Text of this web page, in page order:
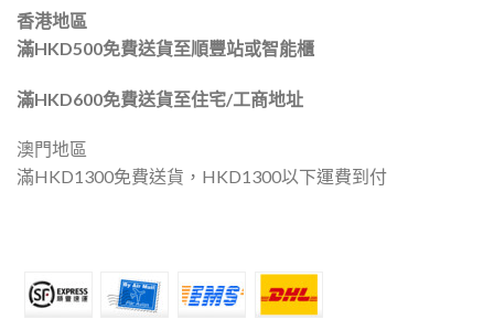
香港地區
滿HKD500免費送貨至順豐站或智能櫃
滿HKD600免費送貨至住宅/工商地址
澳門地區
滿HKD1300免費送貨，HKD1300以下運費到付